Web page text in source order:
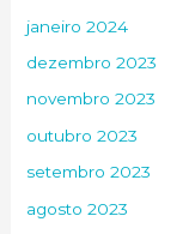
janeiro 2024
dezembro 2023
novembro 2023
outubro 2023
setembro 2023
agosto 2023